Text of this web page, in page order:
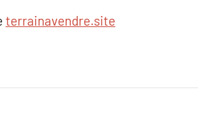
terrainavendre.site